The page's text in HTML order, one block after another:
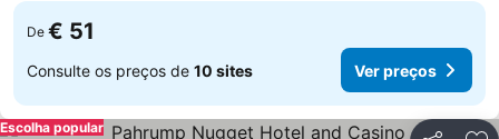
De € 51
Consulte os preços de 10 sites Ver preços
Escolha popular